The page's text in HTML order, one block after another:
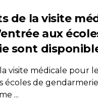
de la visite
aux
sont
visite médicale pour
écoles de
...